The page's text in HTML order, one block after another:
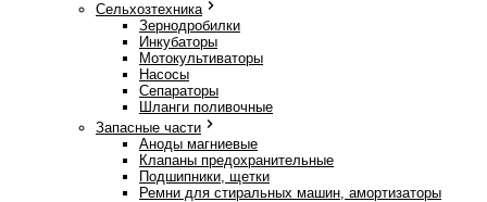
Сельхозтехника
Зернодробилки
Инкубаторы
Мотокультиваторы
Насосы
Сепараторы
Шланги поливочные
Запасные части
Аноды магниевые
Клапаны предохранительные
Подшипники, щетки
Ремни для стиральных машин, амортизаторы